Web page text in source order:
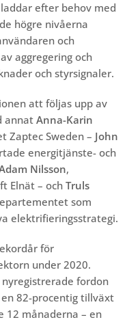
efter behov med
högre nivåerna
och
aggregering och
och styrsignaler.
att följas upp av
annatAnna-Karin
Zaptec Sweden – John
energitjänste- och
Nilsson,
Elnät – ochTruls
som
elektrifieringsstrategi.
för
under 2020.
fordon
82-procentig tillväxt
12 månaderna – en